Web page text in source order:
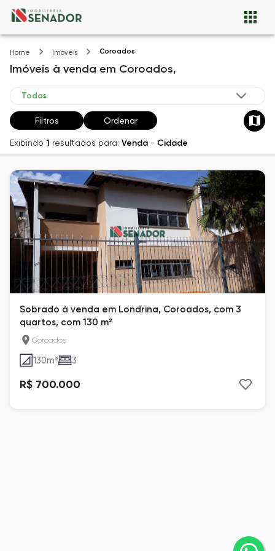
Home Imóveis Coroados
Imóveis à venda em Coroados,
Filtros Ordenar
Exibindo 1 resultados para: Venda - Cidade
Sobrado à venda em Londrina, Coroados, com 3
quartos, com 130 m²
Coroados
130m² 3
R$ 700.000